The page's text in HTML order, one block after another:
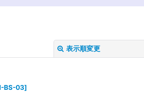
表示順変更
BS-03]